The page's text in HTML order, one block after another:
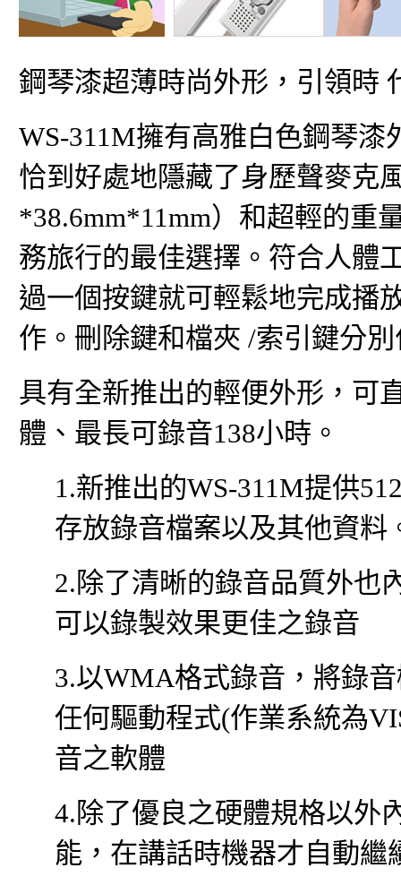
鋼琴漆超薄時尚外形，引領時
WS-311M擁有高雅白色鋼琴
恰到好處地隱藏了身歷聲麥克
*38.6mm*11mm）和超輕的重
務旅行的最佳選擇。符合人體
過一個按鍵就可輕鬆地完成播
作。刪除鍵和檔夾 /索引鍵分
具有全新推出的輕便外形，可
體、最長可錄音138小時。
1.新推出的WS-311M提供
存放錄音檔案以及其他資料
2.除了清晰的錄音品質外也
可以錄製效果更佳之錄音
3.以WMA格式錄音，將錄
任何驅動程式(作業系統為
音之軟體
4.除了優良之硬體規格以外
能，在講話時機器才自動繼